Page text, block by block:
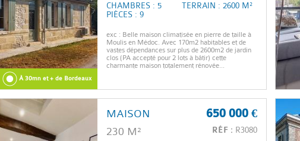
À 30mn et + de Bordeaux
CHAMBRES : 5
TERRAIN : 2600 M²
PIÈCES : 9
exc : Belle maison climatisée en pierre de taille à
Moulis en Médoc. Avec 170m2 habitables et de
vastes dépendances sur plus de 2600m2 de jardin
clos (PA accepté pour 2 lots à bâtir) cette
charmante maison totalement rénovée...
650 000 €
RÉF : R3080
MAISON
230 M²